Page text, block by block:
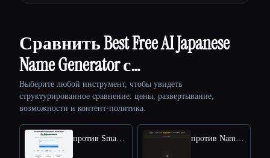
Сравнить Best Free AI Japanese
Name Generator с…
Выберите любой инструмент, чтобы увидеть
структурированное сравнение: цены, развертывание,
возможности и контент-политика.
против Smarty Names против Namewizard